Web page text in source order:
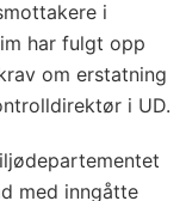
i
har fulgt opp
om erstatning
i UD.
med inngåtte